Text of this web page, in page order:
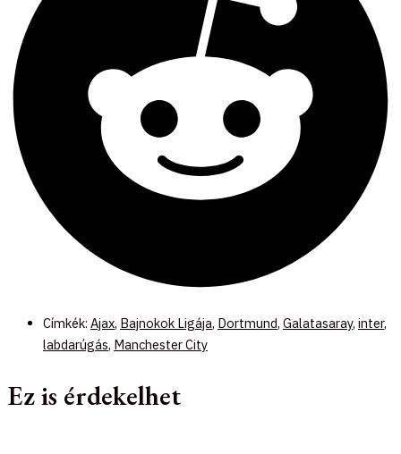
Címkék: Ajax, Bajnokok Ligája, Dortmund, Galatasaray, inter,
labdarúgás, Manchester City
Ez is érdekelhet